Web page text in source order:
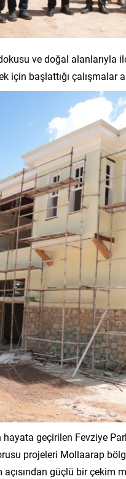
ve doğal
için başlattığı çalışmalar
hayata geçirilen Fevziye
projeleri Mollaarap
güçlü bir çekim